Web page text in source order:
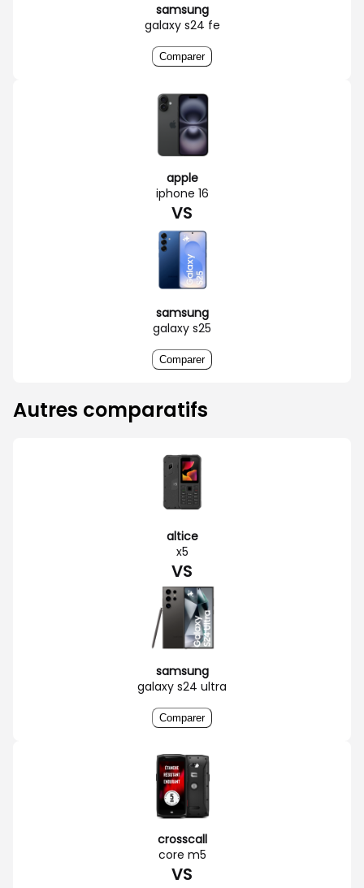
samsung
galaxy s24 fe
Comparer
apple
iphone 16
VS
samsung
galaxy s25
Comparer
Autres comparatifs
altice
x5
VS
samsung
galaxy s24 ultra
Comparer
crosscall
core m5
VS